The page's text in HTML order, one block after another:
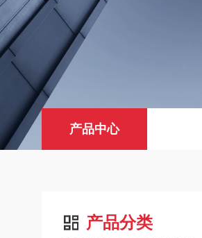
产品中心
产品分类